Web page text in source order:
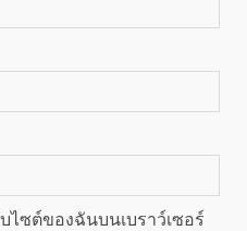
ไซต์ของฉันบนเบราว์เซอร์